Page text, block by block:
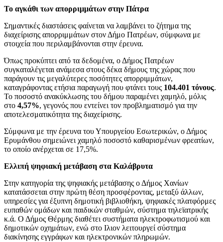
Το αγκάθι των απορριμμάτων στην Πάτρα
Σημαντικές διαστάσεις φαίνεται να λαμβάνει το ζήτημα της
διαχείρισης απορριμμάτων στον Δήμο Πατρέων, σύμφωνα με
στοιχεία που περιλαμβάνονται στην έρευνα.
Όπως προκύπτει από τα δεδομένα, ο Δήμος Πατρέων
συγκαταλέγεται ανάμεσα στους δέκα δήμους της χώρας που
παράγουν τις μεγαλύτερες ποσότητες απορριμμάτων,
καταγράφοντας ετήσια παραγωγή που φτάνει τους 104.401 τόνους.
Το ποσοστό ανακύκλωσης του δήμου παραμένει χαμηλό, μόλις
στο 4,57%, γεγονός που εντείνει τον προβληματισμό για την
αποτελεσματικότητα της διαχείρισης.
Σύμφωνα με την έρευνα του Υπουργείου Εσωτερικών, ο Δήμος
Ερυμάνθου σημειώνει χαμηλό ποσοστό καθαρισμένων φρεατίων,
το οποίο ανέρχεται σε 17,5%.
Ελλιπή ψηφιακή μετάβαση στα Καλάβρυτα
Στην κατηγορία της ψηφιακής μετάβασης ο Δήμος Χανίων
κατατάσσεται στην πρώτη θέση προσφέροντας, μεταξύ άλλων,
υπηρεσίες για έξυπνη δημοτική βιβλιοθήκη, ψηφιακές πλατφόρμες
ευπαθών ομάδων και παιδικών σταθμών, σύστημα τηλεϊατρικής
κ.ά. Ο Δήμος Θέρμης διαθέτει συστήματα ηλεκτροφωτισμού και
δημοτικών οχημάτων, ενώ στο Ιλιον λειτουργεί σύστημα
διακίνησης εγγράφων και ηλεκτρονικών πληρωμών.